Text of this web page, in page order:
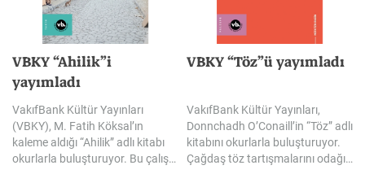
VBKY “Ahilik”i
yayımladı
VakıfBank Kültür Yayınları
(VBKY), M. Fatih Köksal’ın
kaleme aldığı “Ahilik” adlı kitabı
okurlarla buluşturuyor. Bu çalışma, Ahilik’i efsanelerin ve tekrar edilen kabullerin ötesine taşıyarak tarihî kaynaklar ışığında yeniden ele alıyor. Ahilik’in yalnızca geçmişte kalmış bir teşkilat değil; İslami ve tasavvufi kaynaklardan beslenen, dürüstlüğü, adaleti, liyakati, paylaşmayı ve insanı merkeze alan değerleriyle çağları aşan bir ahlak ve hayat anlayışı olduğunu gözler önüne seriyor.
VBKY“Töz”üyayımladı
VakıfBank Kültür Yayınları,
Donnchadh O’Conaill’in “Töz” adlı
kitabını okurlarla buluşturuyor.
Çağdaş töz tartışmalarını odağına alan eser, töz kavramını ontolojinin temel kategorilerinden biri olarak ele alırken, metafizik sistemlerdeki yerini ve bir varlığın hangi ölçütlerle töz olarak nitelendirilebileceğini inceliyor. Kitap ayrıca, tözlerin varlığına ilişkin farklı argümanları ve hangi varlıkların töz olarak kabul edilebileceğine dair felsefi yaklaşımları bir araya getiriyor.